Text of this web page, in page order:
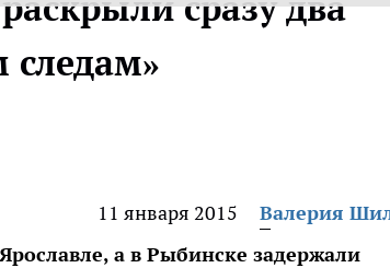
следам»
11 января 2015
Валерия
а в Рыбинске задержали